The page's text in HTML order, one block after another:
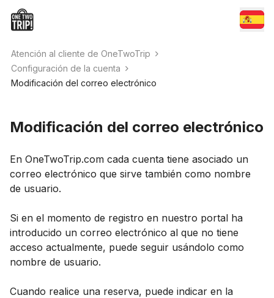
Atención al cliente de OneTwoTrip
Configuración de la cuenta
Modificación del correo electrónico
Modificación del correo electrónico
En OneTwoTrip.com cada cuenta tiene asociado un
correo electrónico que sirve también como nombre
de usuario.
Si en el momento de registro en nuestro portal ha
introducido un correo electrónico al que no tiene
acceso actualmente, puede seguir usándolo como
nombre de usuario.
Cuando realice una reserva, puede indicar en la